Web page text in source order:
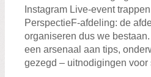
Instagram Live-event
PerspectieF-afdeling: de
organiseren dus we
een arsenaal aan tips,
gezegd – uitnodigingen voor